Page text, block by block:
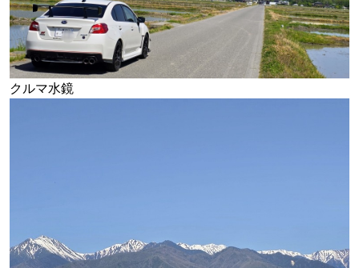
クルマ水鏡